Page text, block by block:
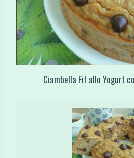
Ciambella Fit allo Yogurt